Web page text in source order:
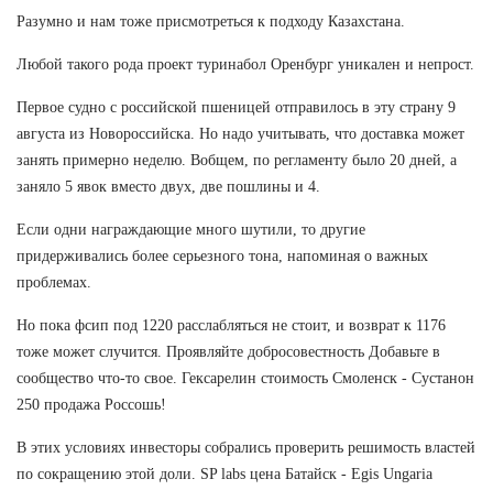
Разумно и нам тоже присмотреться к подходу Казахстана.
Любой такого рода проект туринабол Оренбург уникален и непрост.
Первое судно с российской пшеницей отправилось в эту страну 9
августа из Новороссийска. Но надо учитывать, что доставка может
занять примерно неделю. Вобщем, по регламенту было 20 дней, а
заняло 5 явок вместо двух, две пошлины и 4.
Если одни награждающие много шутили, то другие
придерживались более серьезного тона, напоминая о важных
проблемах.
Но пока фсип под 1220 расслабляться не стоит, и возврат к 1176
тоже может случится. Проявляйте добросовестность Добавьте в
сообщество что-то свое. Гексарелин стоимость Смоленск - Сустанон
250 продажа Россошь!
В этих условиях инвесторы собрались проверить решимость властей
по сокращению этой доли. SP labs цена Батайск - Egis Ungaria